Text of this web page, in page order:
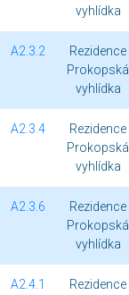
vyhlídka
A2.3.2
Rezidence
Prokopská
vyhlídka
A2.3.4
Rezidence
Prokopská
vyhlídka
A2.3.6
Rezidence
Prokopská
vyhlídka
A2.4.1
Rezidence